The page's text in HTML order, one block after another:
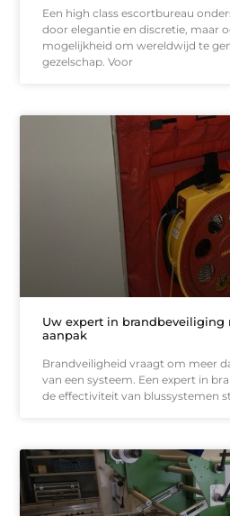
Een high class escortbureau
door elegantie en discretie, maar
mogelijkheid om wereldwijd te
gezelschap. Voor
Uw expert in brandbeveiliging
aanpak
Brandveiligheid vraagt om meer
van een systeem. Een expert in
de effectiviteit van blussystemen